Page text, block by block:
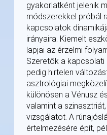
gyakorlatként jelenik
módszerekkel próbál
kapcsolatok
irányaira. Kiemelt
lapjai az érzelmi
Szeretők a kapcsolati
pedig hirtelen
asztrológiai
különösen a Vénusz
valamint a
vizsgálatot. A
értelmezésére épít,